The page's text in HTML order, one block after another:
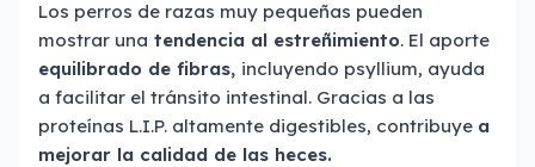
Los perros de razas muy pequeñas pueden
mostrar una tendencia al estreñimiento. El aporte
equilibrado de fibras, incluyendo psyllium, ayuda
a facilitar el tránsito intestinal. Gracias a las
proteínas L.I.P. altamente digestibles, contribuye a
mejorar la calidad de las heces.